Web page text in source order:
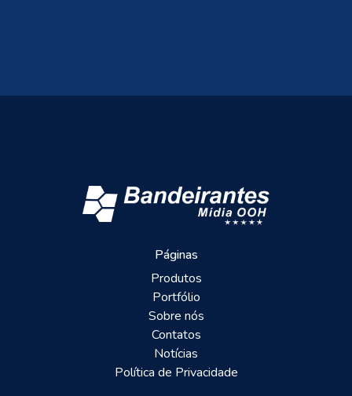
Páginas
Produtos
Portfólio
Sobre nós
Contatos
Notícias
Política de Privacidade